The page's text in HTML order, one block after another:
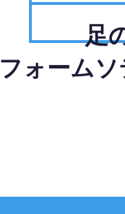
足
フォーム